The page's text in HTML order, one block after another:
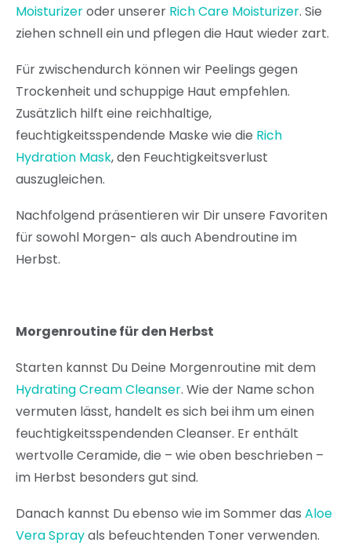
Moisturizeroder unserer Rich Care Moisturizer. Sie
ziehen schnell ein und pflegen die Haut wieder zart.
Für zwischendurch können wir Peelings gegen
Trockenheit und schuppige Haut empfehlen.
Zusätzlich hilft eine reichhaltige,
feuchtigkeitsspendende Maske wie die Rich
Hydration Mask, den Feuchtigkeitsverlust
auszugleichen.
Nachfolgend präsentieren wir Dir unsere Favoriten
für sowohl Morgen- als auch Abendroutine im
Herbst.
Morgenroutine für den Herbst
Starten kannst Du Deine Morgenroutine mit dem
Hydrating Cream Cleanser. Wie der Name schon
vermuten lässt, handelt es sich bei ihm um einen
feuchtigkeitsspendenden Cleanser. Er enthält
wertvolle Ceramide, die – wie oben beschrieben –
im Herbst besonders gut sind.
Danach kannst Du ebenso wie im Sommer das Aloe
Vera Sprayals befeuchtenden Toner verwenden.